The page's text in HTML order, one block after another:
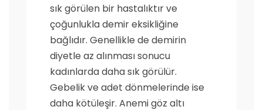
sık görülen bir hastalıktır ve
çoğunlukla demir eksikliğine
bağlıdır. Genellikle de demirin
diyetle az alınması sonucu
kadınlarda daha sık görülür.
Gebelik ve adet dönmelerinde ise
daha kötüleşir. Anemi göz altı